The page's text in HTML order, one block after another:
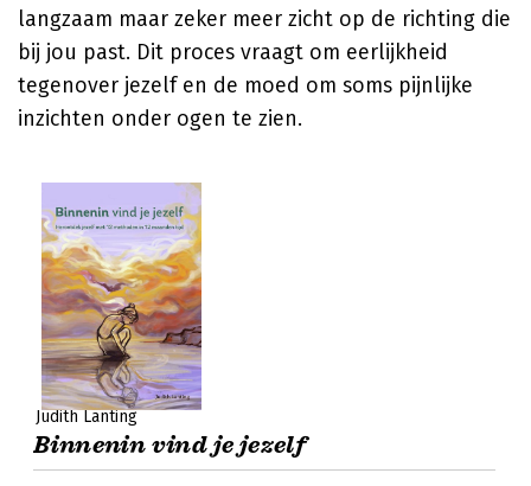
langzaam maar zeker meer zicht op de richting die
bij jou past. Dit proces vraagt om eerlijkheid
tegenover jezelf en de moed om soms pijnlijke
inzichten onder ogen te zien.
Judith Lanting
Binnenin vind je jezelf